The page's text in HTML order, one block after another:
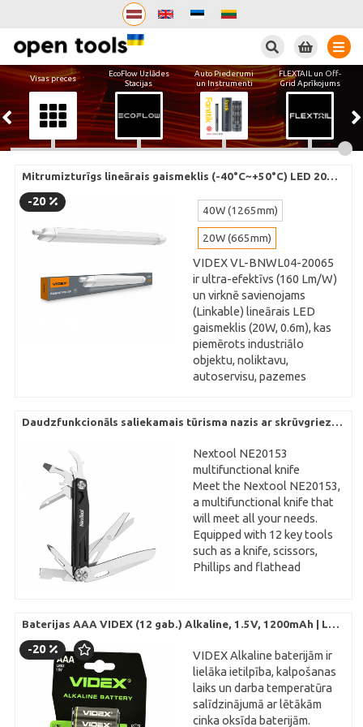
Visas preces
EcoFlow Uzlādes
Stacijas
Auto Piederumi
un Instrumenti
FLEXTAIL un Off-
Grid Aprīkojums
Mitrumizturīgs lineārais gaismeklis (-40°C~+50°С) LED 20W
-20
40W (1265mm)
20W (665mm)
VIDEX VL-BNWL04-20065
ir ultra-efektīvs (160 Lm/W)
un virknē savienojams
(Linkable) lineārais LED
gaismeklis (20W, 0.6m), kas
piemērots industriālo
objektu, noliktavu,
autoservisu, pazemes
inženiertehniskā uzbūve
nepārtrauktā gaismas līnijā
(līdz 200W (līdz 10
gaismekļiem)), būtiski
ietaupot kabeļu patēriņu un
montāžas laiku. Gaismeklis ir
izgatavots no
triecienizturīga
polikarbonāta (IK08), ir
nevainojami darboties
diapazonā no -40°C līdz
+50°C.
Tehniskā specifikācija un
montāžas priekšrocības:
Daudzfunkcionāls saliekamais tūrisma nazis ar skrūvgriezi un
Nextool NE20153
multifunctional knife
Meet the Nextool NE20153,
a multifunctional knife that
will meet all your needs.
Equipped with 12 key tools
such as a knife, scissors,
Phillips and flathead
measure and belt clip, this
multitool is a true toolbox in
a compact form. Made of
durable 420J1 and 420J2
materials and coated with a
resistant coating, it provides
Baterijas AAA VIDEX (12 gab.) Alkaline, 1.5V, 1200mAh | LR03/
-20
VIDEX Alkaline baterijām ir
lielāka ietilpība, kalpošanas
laiks un darba temperatūra
salīdzinājumā ar lētākām
cinka oksīda baterijām.